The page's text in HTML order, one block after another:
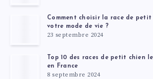
Comment choisir la race de
votre mode de vie ?
23 septembre 2024
Top 10 des races de petit chien
en France
8 septembre 2024